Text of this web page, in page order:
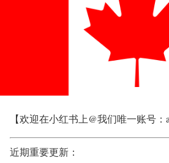
【欢迎在小红书上@我们唯一账号：
近期重要更新：